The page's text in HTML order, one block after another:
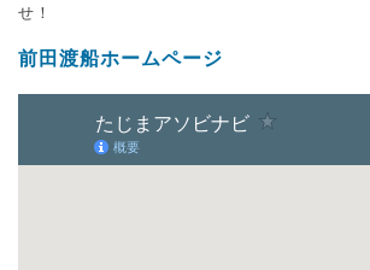
せ！
前田渡船ホームページ